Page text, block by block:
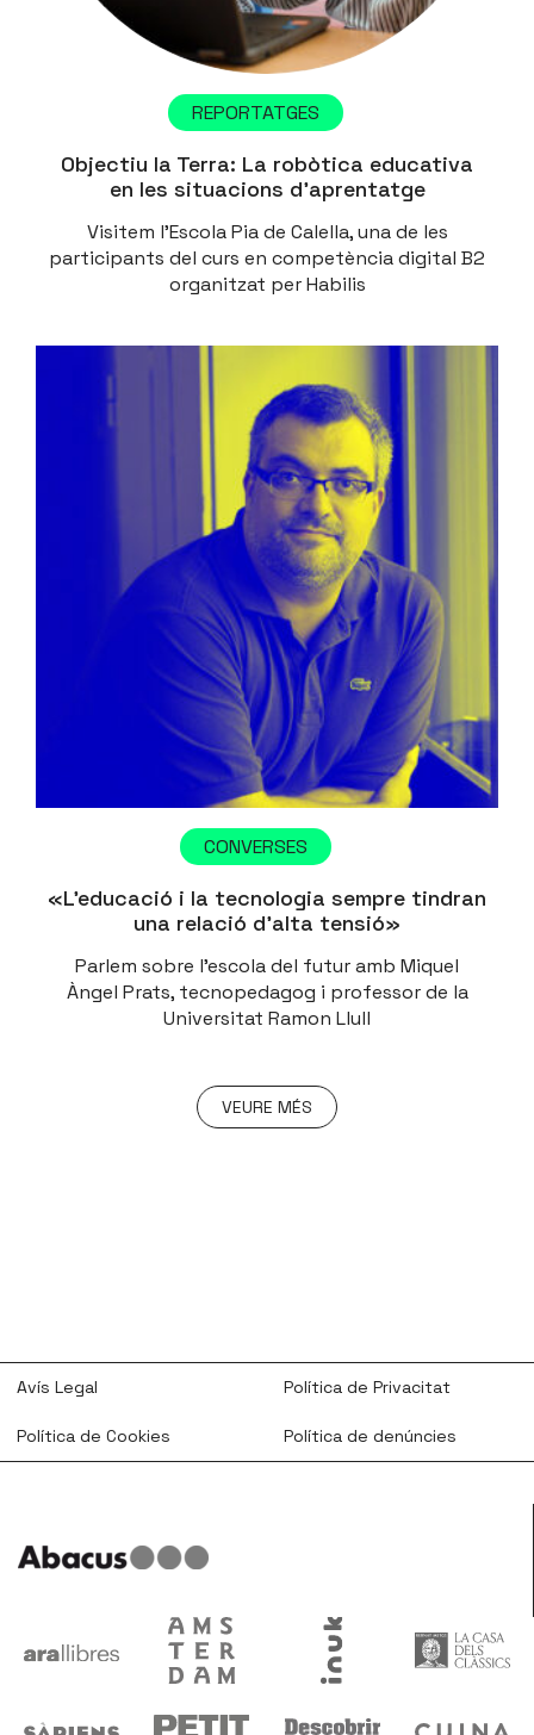
REPORTATGES
Objectiu la Terra: La robòtica educativa
en les situacions d’aprentatge
Visitem l'Escola Pia de Calella, una de les
participants del curs en competència digital B2
organitzat per Habilis
CONVERSES
«L’educació i la tecnologia sempre tindran
una relació d’alta tensió»
Parlem sobre l'escola del futur amb Miquel
Àngel Prats, tecnopedagog i professor de la
Universitat Ramon Llull
VEURE MÉS
Avís Legal Política de Privacitat
Política de Cookies Política de denúncies